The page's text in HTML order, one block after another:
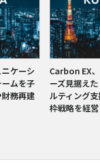
ケーシ
ムを子
務再建
Carbon EX
ーズ見据え
ルティング
枠戦略を経